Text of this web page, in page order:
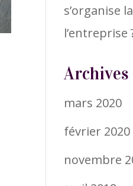
s’organise
l’entreprise
Archives
mars 2020
février 2020
novembre